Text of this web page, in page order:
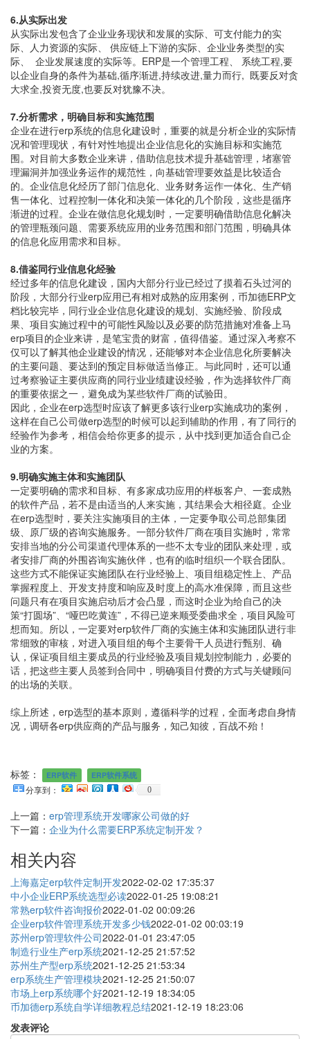
6.从实际出发
从实际出发包含了企业业务现状和发展的实际、可支付能力的实
际、人力资源的实际、 供应链上下游的实际、企业业务类型的实
际、 企业发展速度的实际等。ERP是一个管理工程、 系统工程,要
以企业自身的条件为基础,循序渐进,持续改进,量力而行, 既要反对贪
大求全,投资无度,也要反对犹豫不决。
7.分析需求，明确目标和实施范围
企业在进行erp系统的信息化建设时，重要的就是分析企业的实际情
况和管理现状，有针对性地提出企业信息化的实施目标和实施范
围。对目前大多数企业来讲，借助信息技术提升基础管理，堵塞管
理漏洞并加强业务运作的规范性，向基础管理要效益是比较适合
的。企业信息化经历了部门信息化、业务财务运作一体化、生产销
售一体化、过程控制一体化和决策一体化的几个阶段，这些是循序
渐进的过程。企业在做信息化规划时，一定要明确借助信息化解决
的管理瓶颈问题、需要系统应用的业务范围和部门范围，明确具体
的信息化应用需求和目标。
8.借鉴同行业信息化经验
经过多年的信息化建设，国内大部分行业已经过了摸着石头过河的
阶段，大部分行业erp应用已有相对成熟的应用案例，币加德ERP文
档比较完毕，同行业企业信息化建设的规划、实施经验、阶段成
果、项目实施过程中的可能性风险以及必要的防范措施对准备上马
erp项目的企业来讲，是笔宝贵的财富，值得借鉴。通过深入考察不
仅可以了解其他企业建设的情况，还能够对本企业信息化所要解决
的主要问题、要达到的预定目标做适当修正。与此同时，还可以通
过考察验证主要供应商的同行业业绩建设经验，作为选择软件厂商
的重要依据之一，避免成为某些软件厂商的试验田。
因此，企业在erp选型时应该了解更多该行业erp实施成功的案例，
这样在自己公司做erp选型的时候可以起到辅助的作用，有了同行的
经验作为参考，相信会给你更多的提示，从中找到更加适合自己企
业的方案。
9.明确实施主体和实施团队
一定要明确的需求和目标、有多家成功应用的样板客户、一套成熟
的软件产品，若不是由适当的人来实施，其结果会大相径庭。企业
在erp选型时，要关注实施项目的主体，一定要争取公司总部集团
级、原厂级的咨询实施服务。一部分软件厂商在项目实施时，常常
安排当地的分公司渠道代理体系的一些不太专业的团队来处理，或
者安排厂商的外围咨询实施伙伴，也有的临时组织一个联合团队。
这些方式不能保证实施团队在行业经验上、项目组稳定性上、产品
掌握程度上、开发支持度和响应及时度上的高水准保障，而且这些
问题只有在项目实施启动后才会凸显，而这时企业为给自己的决
策“打圆场”、“哑巴吃黄连”，不得已逆来顺受委曲求全，项目风险可
想而知。所以，一定要对erp软件厂商的实施主体和实施团队进行非
常细致的审核，对进入项目组的每个主要骨干人员进行甄别、确
认，保证项目组主要成员的行业经验及项目规划控制能力，必要的
话，把这些主要人员签到合同中，明确项目付费的方式与关键顾问
的出场的关联。
综上所述，erp选型的基本原则，遵循科学的过程，全面考虑自身情
况，调研各erp供应商的产品与服务，知己知彼，百战不殆！
标签： ERP软件 ERP软件系统
分享到： 0
上一篇： erp管理系统开发哪家公司做的好
下一篇： 企业为什么需要ERP系统定制开发？
相关内容
上海嘉定erp软件定制开发2022-02-02 17:35:37
中小企业ERP系统选型必读2022-01-25 19:08:21
常熟erp软件咨询报价2022-01-02 00:09:26
企业erp软件管理系统开发多少钱2022-01-02 00:03:19
苏州erp管理软件公司2022-01-01 23:47:05
制造行业生产erp系统2021-12-25 21:57:52
苏州生产型erp系统2021-12-25 21:53:34
erp系统生产管理模块2021-12-25 21:50:07
市场上erp系统哪个好2021-12-19 18:34:05
币加德erp系统自学详细教程总结2021-12-19 18:23:06
发表评论